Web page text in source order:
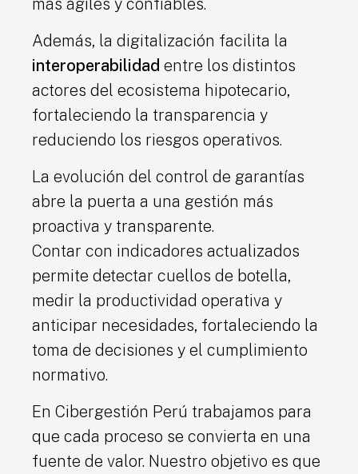
más ágiles y confiables.
Además, la digitalización facilita la
interoperabilidad entre los distintos
actores del ecosistema hipotecario,
fortaleciendo la transparencia y
reduciendo los riesgos operativos.
La evolución del control de garantías
abre la puerta a una gestión más
proactiva y transparente.
Contar con indicadores actualizados
permite detectar cuellos de botella,
medir la productividad operativa y
anticipar necesidades, fortaleciendo la
toma de decisiones y el cumplimiento
normativo.
En Cibergestión Perú trabajamos para
que cada proceso se convierta en una
fuente de valor. Nuestro objetivo es que